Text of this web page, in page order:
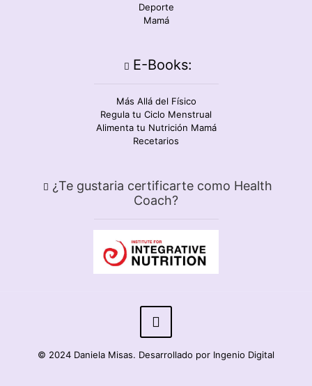
Deporte
Mamá
E-Books:
Más Allá del Físico
Regula tu Ciclo Menstrual
Alimenta tu Nutrición Mamá
Recetarios
¿Te gustaria certificarte como Health
Coach?
© 2024 Daniela Misas. Desarrollado por Ingenio Digital